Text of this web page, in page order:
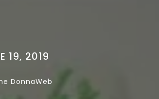
19, 2019
DonnaWeb